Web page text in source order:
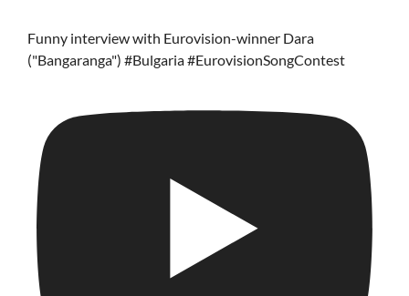
Funny interview with Eurovision-winner Dara
("Bangaranga") #Bulgaria #EurovisionSongContest